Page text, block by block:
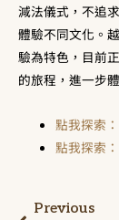
減法儀式，不追
體驗不同文化。
驗為特色，目前
的旅程，進一步
點我探索
點我探索
Previous